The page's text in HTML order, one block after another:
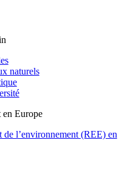
naturels
en Europe
de l’environnement (REE) en